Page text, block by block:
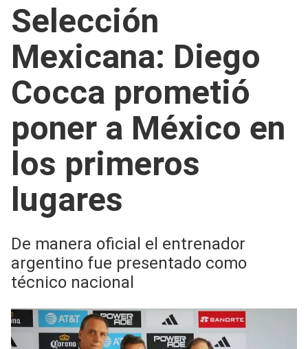
Selección
Mexicana: Diego
Cocca prometió
poner a México en
los primeros
lugares
De manera oficial el entrenador
argentino fue presentado como
técnico nacional